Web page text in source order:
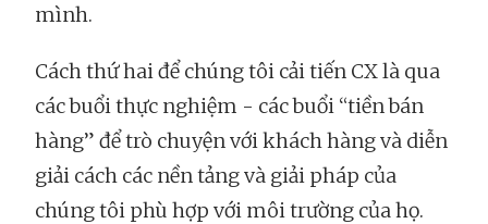
mình.
Cách thứ hai để chúng tôi cải tiến CX là qua
các buổi thực nghiệm - các buổi “tiền bán
hàng” để trò chuyện với khách hàng và diễn
giải cách các nền tảng và giải pháp của
chúng tôi phù hợp với môi trường của họ.